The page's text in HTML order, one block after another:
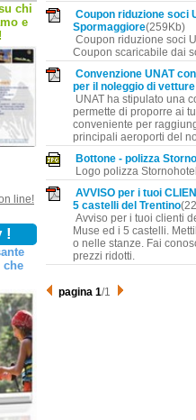
chi
e
line!
!
che
Coupon riduzione soci
Spormaggiore(259Kb)
Coupon riduzione soci
Coupon scaricabile dai
Convenzione UNAT
per il noleggio di
UNAT ha stipulato una
permette di proporre ai
conveniente per
principali aeroporti del
Bottone - polizza
Logo polizza
AVVISO per i tuoi
5 castelli del Trentino
Avviso per i tuoi clienti
Muse ed i 5 castelli.
o nelle stanze. Fai
prezzi ridotti.
pagina 1/1